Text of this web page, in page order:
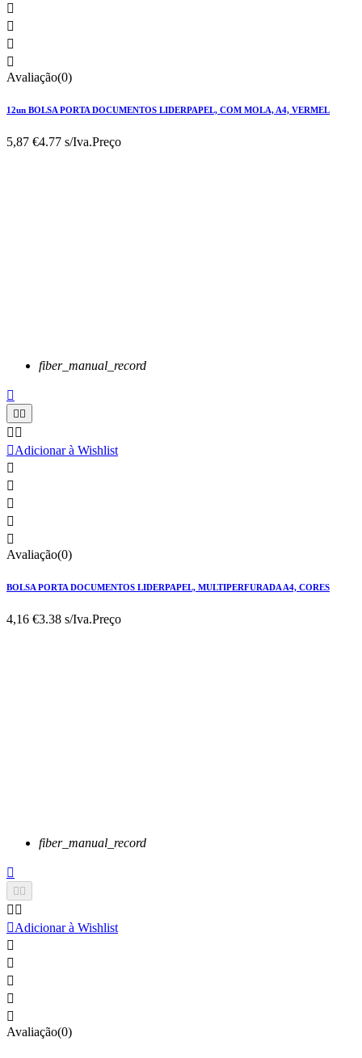




Avaliação(0)
12un BOLSA PORTA DOCUMENTOS LIDERPAPEL, COM MOLA, A4, VERMEL
5,87 €4.77 s/Iva.Preço
fiber_manual_record

 
 
Adicionar à Wishlist





Avaliação(0)
BOLSA PORTA DOCUMENTOS LIDERPAPEL, MULTIPERFURADA A4, CORES
4,16 €3.38 s/Iva.Preço
fiber_manual_record

 
 
Adicionar à Wishlist





Avaliação(0)